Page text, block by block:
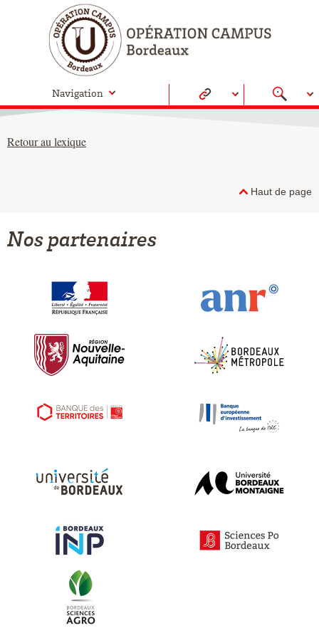
Navigation
Retour au lexique
Haut de page
Nos partenaires